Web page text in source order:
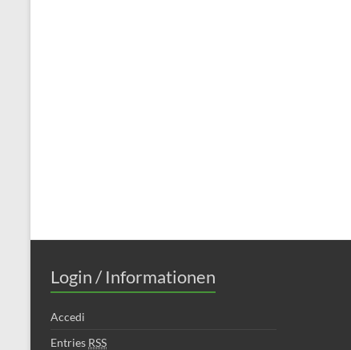
Login / Informationen
Accedi
Entries RSS